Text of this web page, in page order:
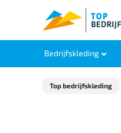
Bedrijfskleding
Top bedrijfskleding